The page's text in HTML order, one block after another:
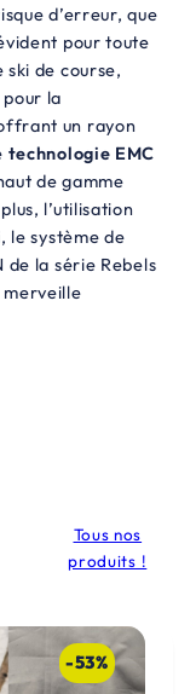
d’erreur, que
pour toute
de course,
la
un rayon
technologie EMC
de gamme
l’utilisation
le système de
de la série Rebels
merveille
Tous nos
produits !
-53%